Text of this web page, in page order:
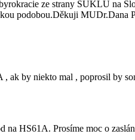
ze strany SUKLU na
podobou.Děkuji MUDr.Dana
, ak by niekto mal , poprosil by
na HS61A. Prosíme moc o